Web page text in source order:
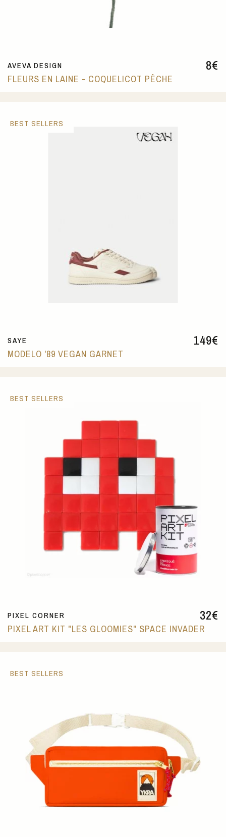
8€
AVEVA DESIGN
FLEURS EN LAINE - COQUELICOT PÊCHE
149€
SAYE
MODELO '89 VEGAN GARNET
BEST SELLERS
32€
PIXEL CORNER
PIXEL ART KIT "LES GLOOMIES" SPACE INVADER
BEST SELLERS
BEST SELLERS